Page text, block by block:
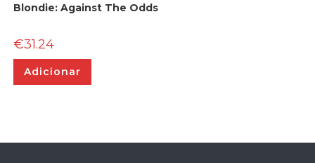
Blondie: Against The Odds
€31.24
Adicionar